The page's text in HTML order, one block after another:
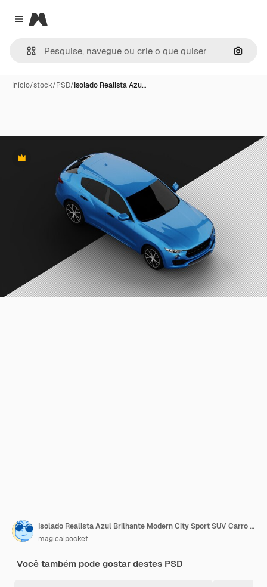
Close menu
Magnific
Início/stock/PSD/Isolado Realista Azu…
Premium
Isolado Realista Azul Brilhante Modern City Sport SUV Carro da Vista Frontal Superior Direita
magicalpocket
Você também pode gostar destes PSD